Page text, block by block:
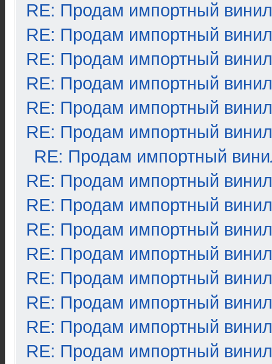
RE: Продам импортный винил
RE: Продам импортный винил
RE: Продам импортный винил
RE: Продам импортный винил
RE: Продам импортный винил
RE: Продам импортный винил
RE: Продам импортный
RE: Продам импортный винил
RE: Продам импортный винил
RE: Продам импортный винил
RE: Продам импортный винил
RE: Продам импортный винил
RE: Продам импортный винил
RE: Продам импортный винил
RE: Продам импортный винил